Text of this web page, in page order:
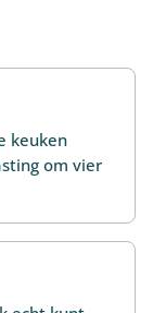
keuken
om vier